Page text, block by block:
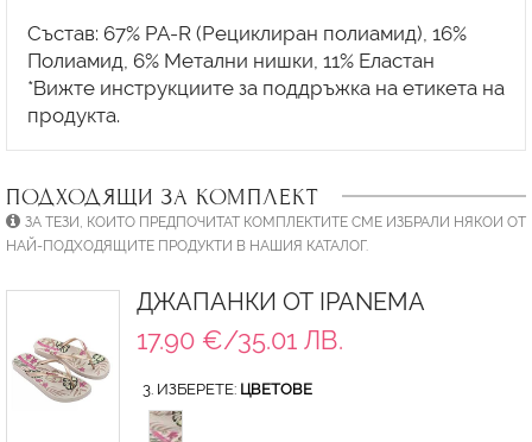
Състав: 67% PA-R (Рециклиран полиамид), 16%
Полиамид, 6% Метални нишки, 11% Еластан
*Вижте инструкциите за поддръжка на етикета на
ПОДХОДЯЩИ ЗА КОМПЛЕКТ
ЗА ТЕЗИ, КОИТО ПРЕДПОЧИТАТ КОМПЛЕКТИТЕ СМЕ ИЗБРАЛИ НЯКОИ ОТ
НАЙ-ПОДХОДЯЩИТЕ ПРОДУКТИ В НАШИЯ КАТАЛОГ.
ДЖАПАНКИ ОТ IPANEMA
17.90 €/35.01 ЛВ.
3. ИЗБЕРЕТЕ: ЦВЕТОВЕ